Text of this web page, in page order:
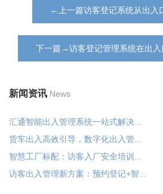
←上一篇访客登记系统从出入
下一篇→访客登记管理系统在出
新闻资讯 News
汇通智能出入管理系统一站式解决...
货车出入高效引导，数字化出入管...
智慧工厂标配：访客入厂安全培训...
访客出入管理新方案：预约登记+智...